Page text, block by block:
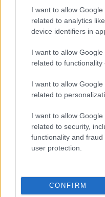
I want to allow
related to analytics
device identifiers in
I want to allow
related to functionality
I want to allow
related to
I want to allow
related to security,
functionality and
user protection.
CONFIRM
Mi lett Alain Delon
csavar a sztoriban
HÍREK 2026. júl. 19.